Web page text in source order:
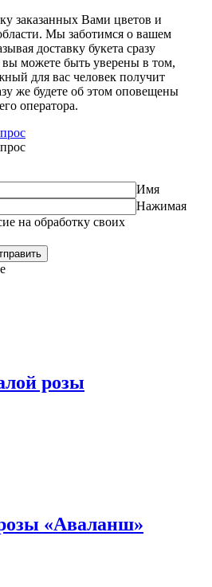
заказанных Вами цветов и
Мы заботимся о вашем
доставку букета сразу
вы можете быть уверены в том,
для вас человек получит
же будете об этом оповещены
оператора.
Имя
Нажимая
на обработку своих
розы
«Аваланш»